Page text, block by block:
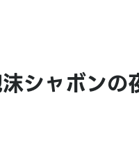
シャボンの